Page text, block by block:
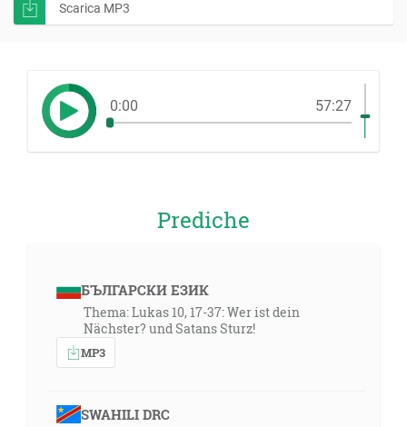
Scarica MP3
0:00 57:27
Prediche
БЪЛГАРСКИ ЕЗИК
Thema: Lukas 10, 17-37: Wer ist dein
Nächster? und Satans Sturz!
MP3
SWAHILI DRC